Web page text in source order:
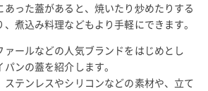
あった蓋があると、焼いたり炒めたりする
煮込み料理などもより手軽にできます。
ァールなどの人気ブランドをはじめとし
ンの蓋を紹介します。
ステンレスやシリコンなどの素材や、立て